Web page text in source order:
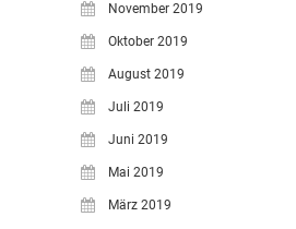
November 2019
Oktober 2019
August 2019
Juli 2019
Juni 2019
Mai 2019
März 2019